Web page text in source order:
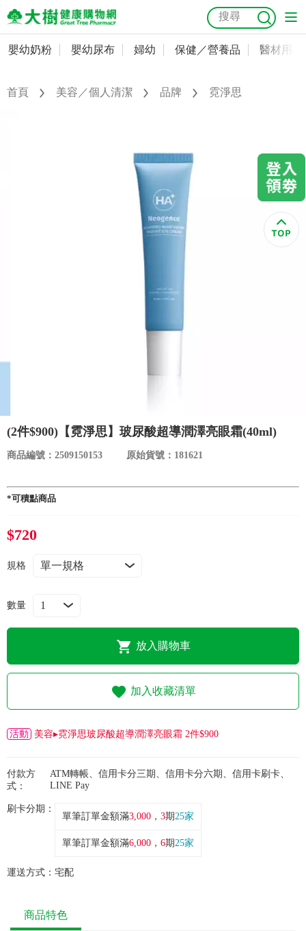
嬰幼奶粉
嬰幼尿布
優惠活動
合作提案
購物流程
抗菌 尿布 大樹獨家 益生菌 魚油 幼兒米餅
會員資料及密碼修改
常用收件人清單
嬰幼奶粉 嬰幼尿布 婦幼 保健／營養品 醫材用品
首頁 美容／個人清潔 品牌 霓淨思
(2件$900)【霓淨思】玻尿酸超導潤澤亮眼霜(40ml)
商品編號：2509150153 原始貨號：181621
*可積點商品
$720
規格
數量
放入購物車
加入收藏清單
活動 美容▸霓淨思玻尿酸超導潤澤亮眼霜 2件$900
付款方
式：
ATM轉帳、信用卡分三期、信用卡分六期、信用卡刷卡、
LINE Pay
刷卡分期：
單筆訂單金額滿3,000 ， 3期25家
單筆訂單金額滿6,000 ， 6期25家
運送方式： 宅配
商品特色